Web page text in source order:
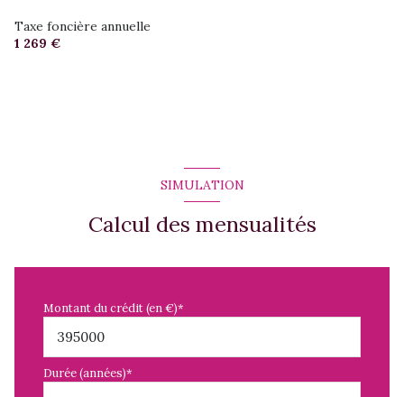
Taxe foncière annuelle
1 269 €
SIMULATION
Calcul des mensualités
Montant du crédit (en €)*
Durée (années)*